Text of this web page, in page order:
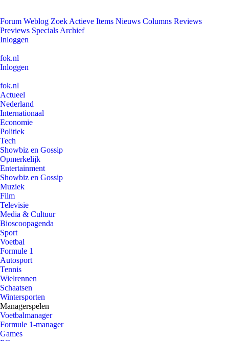
Forum Weblog Zoek Actieve Items Nieuws Columns Reviews
Previews Specials Archief
Inloggen
fok.nl
Inloggen
fok.nl
Actueel
Nederland
Internationaal
Economie
Politiek
Tech
Showbiz en Gossip
Opmerkelijk
Entertainment
Showbiz en Gossip
Muziek
Film
Televisie
Media & Cultuur
Bioscoopagenda
Sport
Voetbal
Formule 1
Autosport
Tennis
Wielrennen
Schaatsen
Wintersporten
Managerspelen
Voetbalmanager
Formule 1-manager
Games